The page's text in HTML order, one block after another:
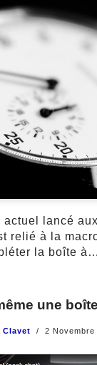
actuel lancé
relié à la
la boîte à…
une
Clavet 2 Novembre